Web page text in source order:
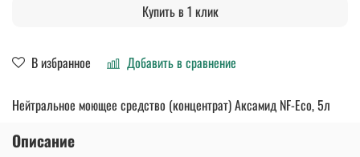
В избранное Добавить в сравнение
Купить в 1 клик
Нейтральное моющее средство (концентрат) Аксамид NF-Eco, 5л
Описание